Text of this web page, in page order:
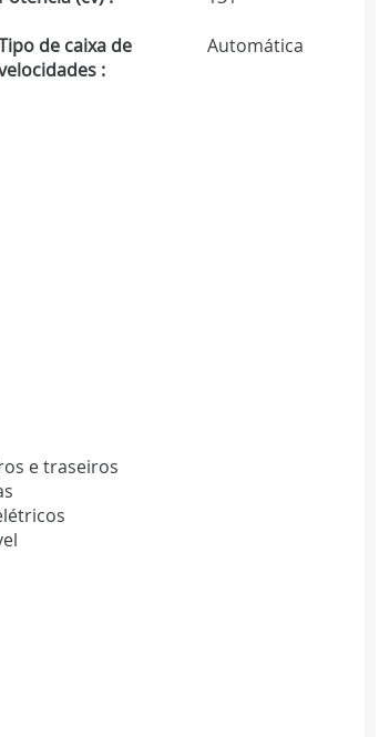
de caixa de
:
Automática
e traseiros